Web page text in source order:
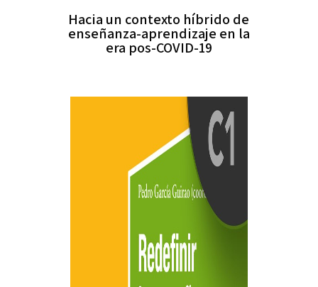
Hacia un contexto híbrido de
enseñanza-aprendizaje en la
era pos-COVID-19